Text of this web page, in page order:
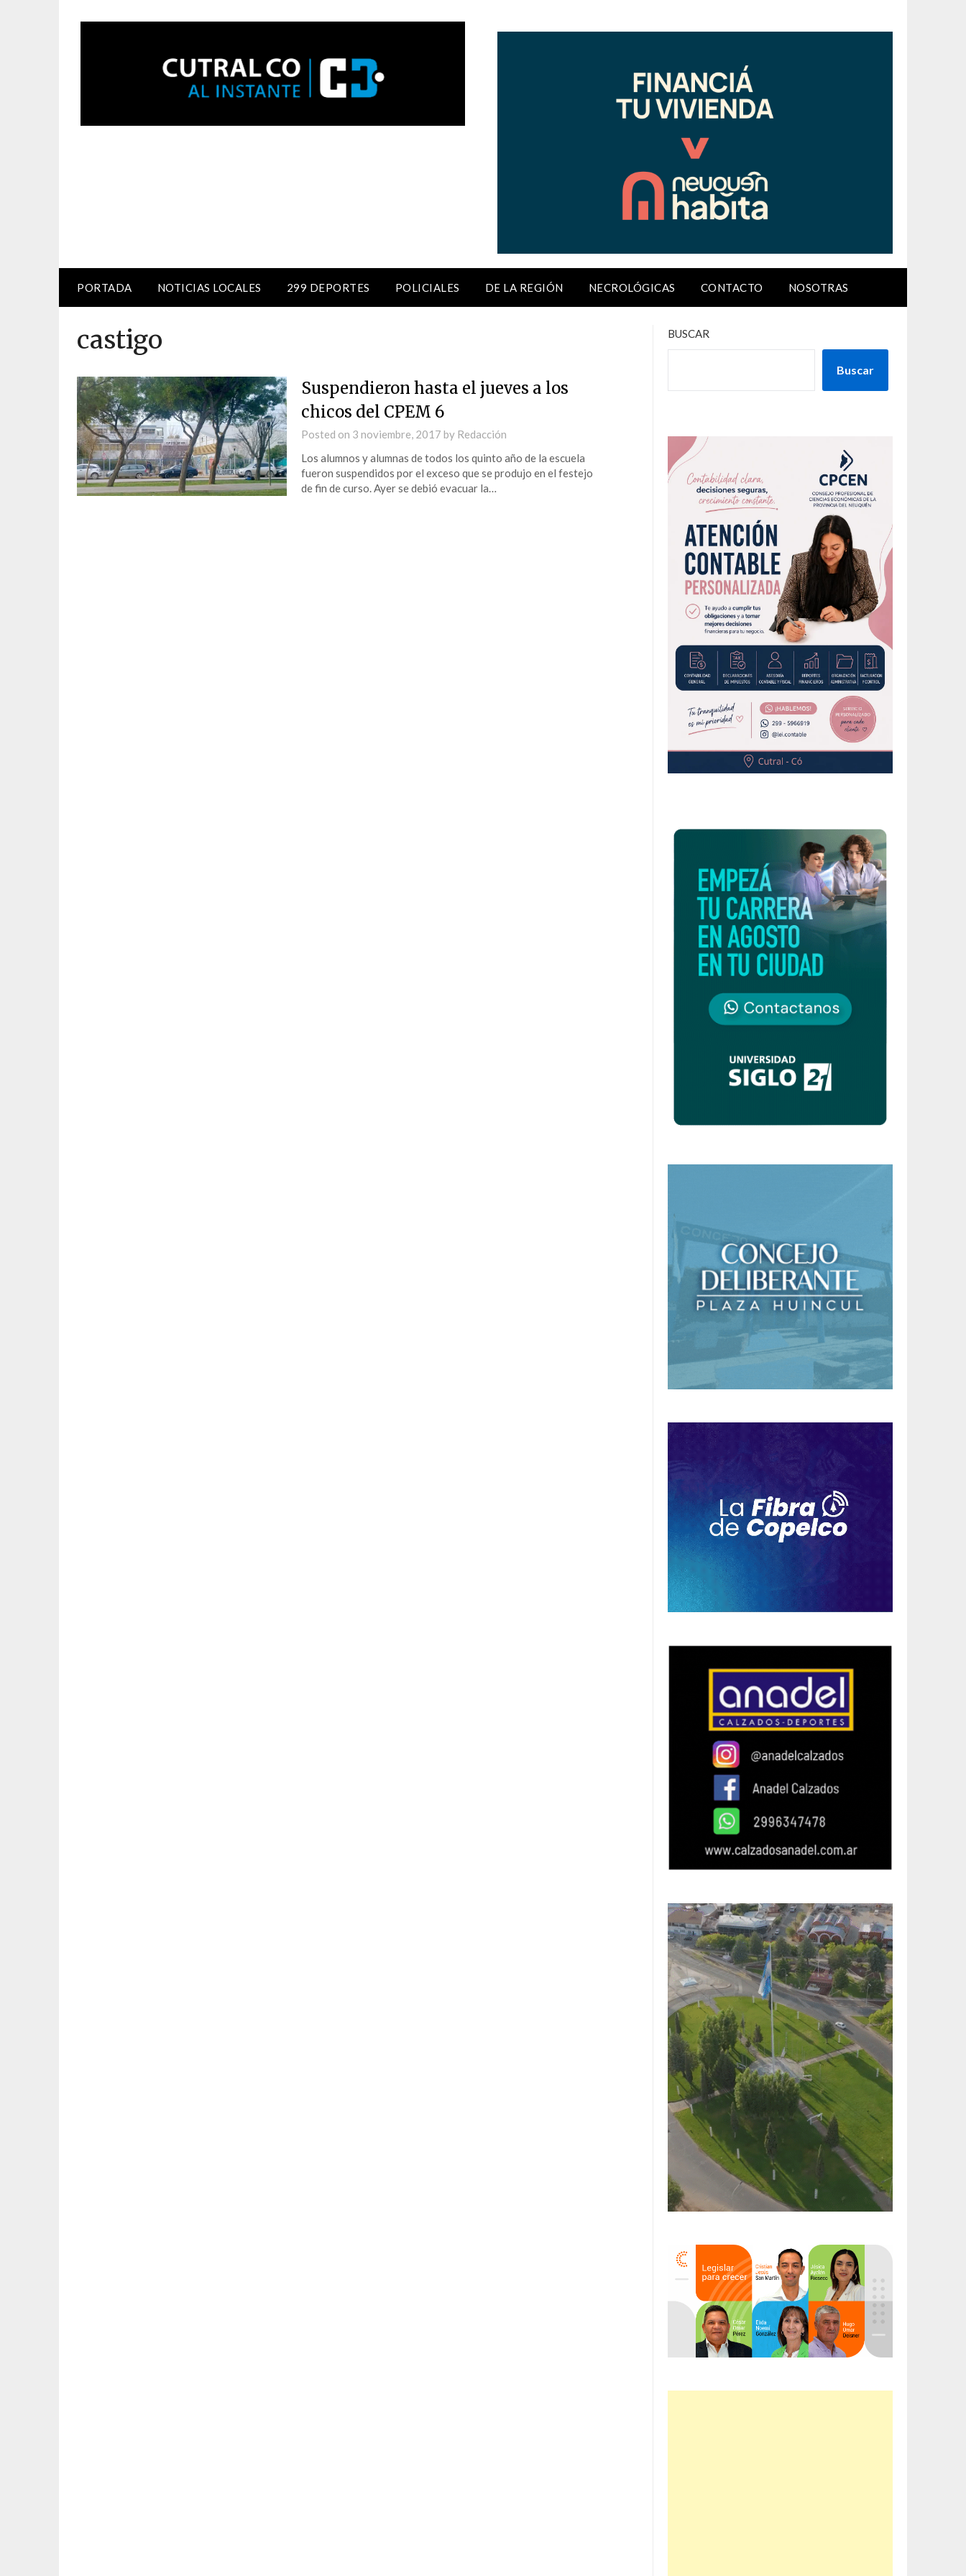
PORTADA NOTICIAS LOCALES 299 DEPORTES POLICIALES DE LA REGIÓN NECROLÓGICAS CONTACTO NOSOTRAS
castigo
Suspendieron hasta el jueves a los
chicos del CPEM 6
Posted on 3 noviembre, 2017 by Redacción
Los alumnos y alumnas de todos los quinto año de la escuela
fueron suspendidos por el exceso que se produjo en el festejo
de fin de curso. Ayer se debió evacuar la…
BUSCAR
Buscar